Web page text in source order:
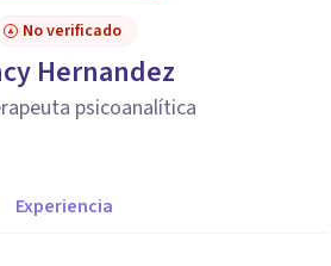
No verificado
Hernandez
psicoanalítica
Experiencia